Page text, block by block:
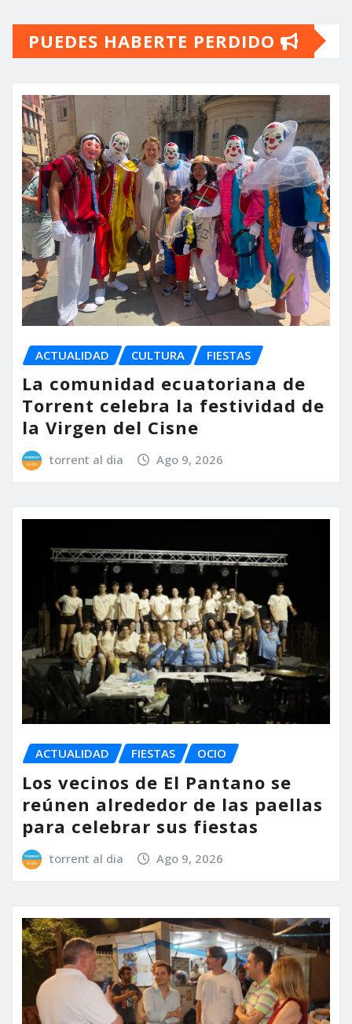
PUEDES HABERTE PERDIDO
ACTUALIDAD CULTURA FIESTAS
La comunidad ecuatoriana de
Torrent celebra la festividad de
la Virgen del Cisne
torrent al dia Ago 9, 2026
ACTUALIDAD FIESTAS OCIO
Los vecinos de El Pantano se
reúnen alrededor de las paellas
para celebrar sus fiestas
torrent al dia Ago 9, 2026